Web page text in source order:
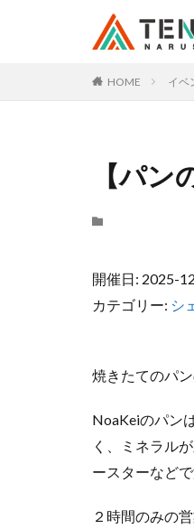
HOME イベ
【パン
開催日: 2025-
カテゴリー: シ
焼きたてのパ
NoaKeiのパン
く、ミネラル
ースターなど
２時間のみの